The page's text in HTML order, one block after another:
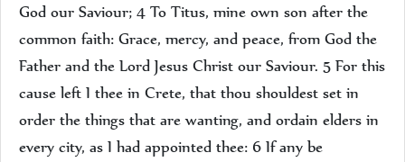
God our Saviour; 4 To Titus, mine own son after the
common faith: Grace, mercy, and peace, from God the
Father and the Lord Jesus Christ our Saviour. 5 For this
cause left I thee in Crete, that thou shouldest set in
order the things that are wanting, and ordain elders in
every city, as I had appointed thee: 6 If any be